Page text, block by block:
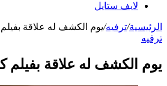
لايف ستايل
الرئيسية/ترفيه/يوم الكشف له علاقة
ترفيه
يوم الكشف له علاقة بفيلم